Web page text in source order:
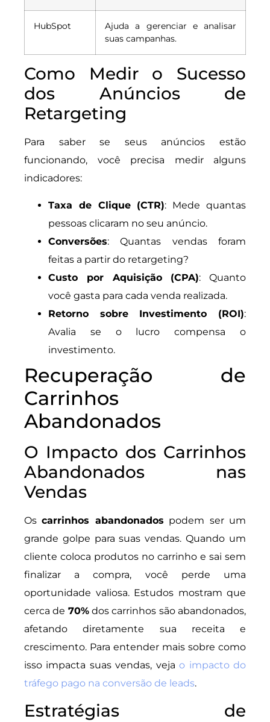
HubSpot
Ajuda a gerenciar e analisar
suas campanhas.
Como Medir o Sucesso
dos Anúncios de
Retargeting
Para saber se seus anúncios estão
funcionando, você precisa medir alguns
indicadores:
Taxa de Clique (CTR): Mede quantas
pessoas clicaram no seu anúncio.
Conversões: Quantas vendas foram
feitas a partir do retargeting?
Custo por Aquisição (CPA): Quanto
você gasta para cada venda realizada.
Retorno sobre Investimento (ROI):
Avalia se o lucro compensa o
investimento.
Recuperação de
Carrinhos
Abandonados
O Impacto dos Carrinhos
Abandonados nas
Vendas
Oscarrinhos abandonados podem ser um
grande golpe para suas vendas. Quando um
cliente coloca produtos no carrinho e sai sem
finalizar a compra, você perde uma
oportunidade valiosa. Estudos mostram que
cerca de 70%dos carrinhos são abandonados,
afetando diretamente sua receita e
crescimento. Para entender mais sobre como
isso impacta suas vendas, vejao impacto do
tráfego pago na conversão de leads.
Estratégias de